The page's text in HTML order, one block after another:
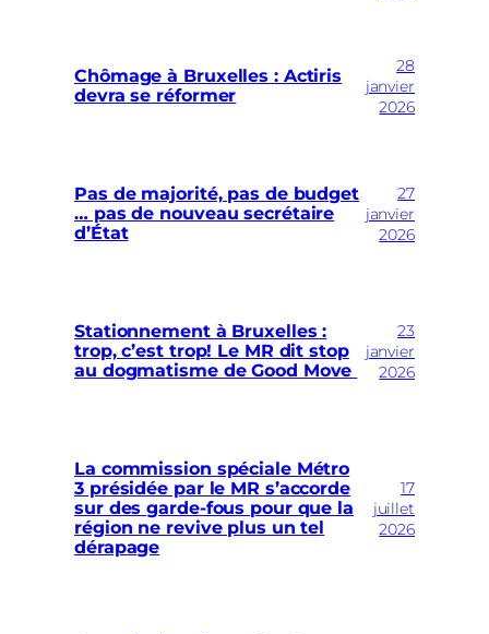
Chômage à Bruxelles : Actiris
devra se réformer
28
janvier
2026
Pas de majorité, pas de budget
… pas de nouveau secrétaire
d’État
27
janvier
2026
Stationnement à Bruxelles :
trop, c’est trop! Le MR dit stop
au dogmatisme de Good Move
23
janvier
2026
La commission spéciale Métro
3 présidée par le MR s’accorde
sur des garde-fous pour que la
région ne revive plus un tel
dérapage
17
juillet
2026